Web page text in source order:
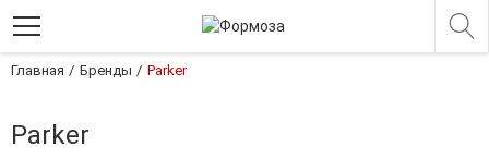
Главная Бренды Parker
Parker